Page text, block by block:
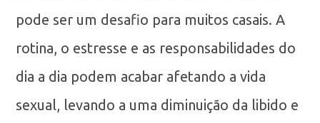
pode ser um desafio para muitos casais. A
rotina, o estresse e as responsabilidades do
dia a dia podem acabar afetando a vida
sexual, levando a uma diminuição da libido e